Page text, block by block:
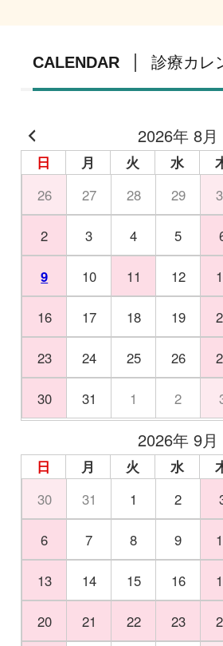
CALENDAR 診療カレ
2026年 8月
日 月 火 水
26
27 28 29
2 3 4 5
9 10 11 12
16 17 18 19
23 24 25 26
30 31 1 2
2026年 9月
日 月 火 水
30
31 1 2
6 7 8 9
13 14 15 16
20 21 22 23